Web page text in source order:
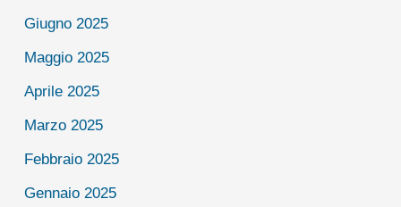
Giugno 2025
Maggio 2025
Aprile 2025
Marzo 2025
Febbraio 2025
Gennaio 2025